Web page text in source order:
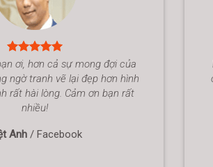
ơi, hơn cả sự mong đợi của
ngờ tranh vẽ lại đẹp hơn hình
rất hài lòng. Cảm ơn bạn rất
nhiều!
Anh / Facebook